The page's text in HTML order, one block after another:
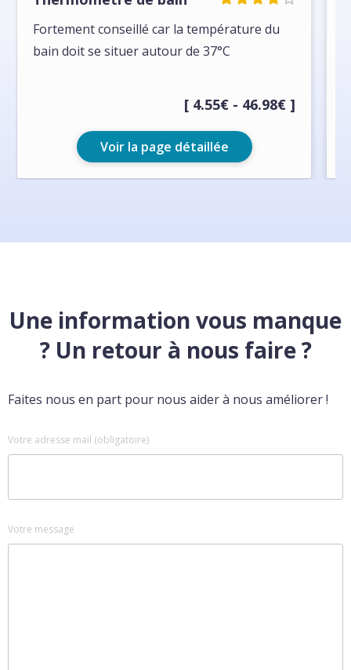
Fortement conseillé car la température du
bain doit se situer autour de 37°C
[ 4.55€ - 46.98€ ]
Voir la page détaillée
Une information vous manque
? Un retour à nous faire ?
Faites nous en part pour nous aider à nous améliorer !
Votre adresse mail (obligatoire)
Votre message